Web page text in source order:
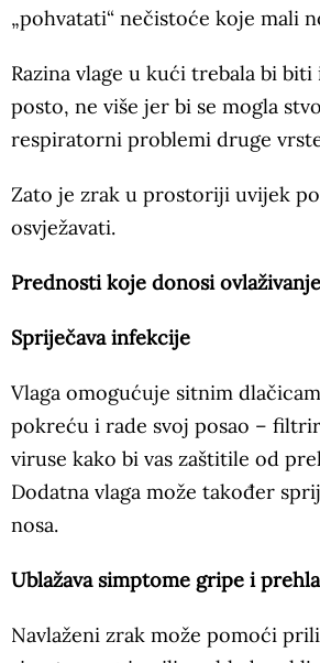
„pohvatati“ nečistoće koje mali
Razina vlage u kući trebala bi
posto, ne više jer bi se mogla
respiratorni problemi druge
Zato je zrak u prostoriji uvijek
osvježavati.
Prednosti koje donosi
Spriječava infekcije
Vlaga omogućuje sitnim
pokreću i rade svoj posao –
viruse kako bi vas zaštitile od
Dodatna vlaga može također
nosa.
Ublažava simptome gripe i
Navlaženi zrak može pomoći